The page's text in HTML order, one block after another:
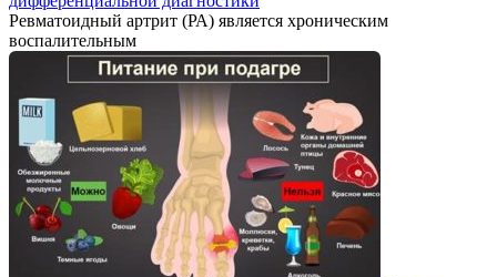
Ревматоидный артрит (РА) является хроническим
воспалительным